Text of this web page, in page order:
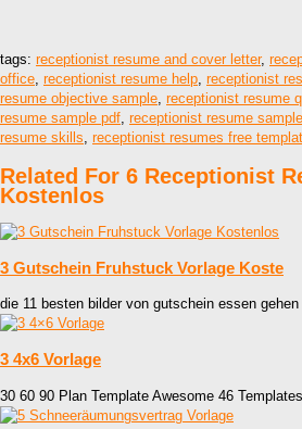
tags: receptionist resume and cover letter,
office, receptionist resume help, receptionist
resume objective sample, receptionist resume
resume sample pdf, receptionist resume
resume skills, receptionist resumes free
Related For 6 Receptionist
Kostenlos
3 Gutschein Fruhstuck Vorlage Koste
die 11 besten bilder von gutschein essen gehen
3 4x6 Vorlage
30 60 90 Plan Template Awesome 46